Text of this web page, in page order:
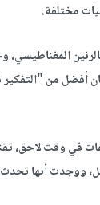
مختلفة.
المغناطيسي،
من 1000 إلى 7، كان
وقت لاحق،